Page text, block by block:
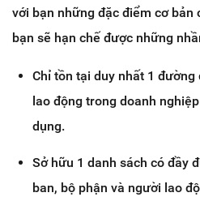
với bạn những đặc điểm cơ bản
bạn sẽ hạn chế được những
Chỉ tồn tại duy nhất 1 đường
lao động trong doanh
dụng.
Sở hữu 1 danh sách có đầy
ban, bộ phận và người lao